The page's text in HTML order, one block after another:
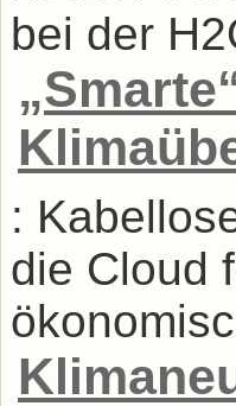
bei der
:
die Cloud